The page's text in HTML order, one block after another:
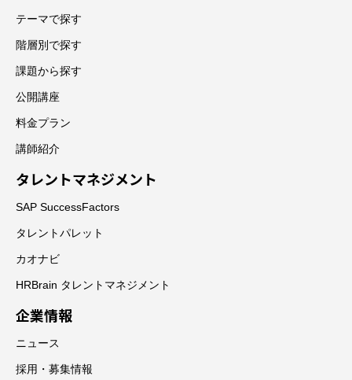
テーマで探す
階層別で探す
課題から探す
公開講座
料金プラン
講師紹介
タレントマネジメント
SAP SuccessFactors
タレントパレット
カオナビ
HRBrain タレントマネジメント
企業情報
ニュース
採用・募集情報